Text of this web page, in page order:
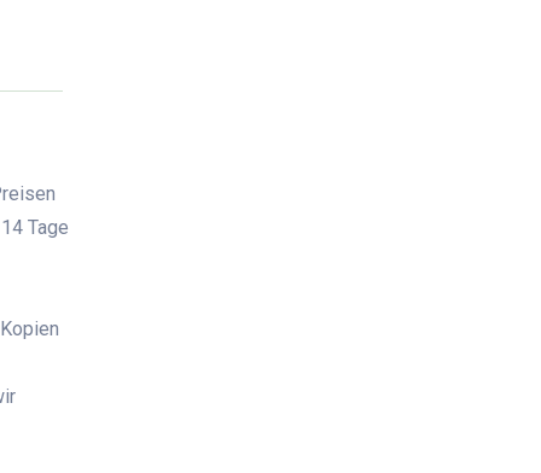
Tage